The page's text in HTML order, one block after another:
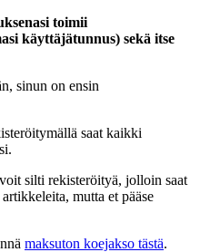
toimii
käyttäjätunnus) sekä itse
sinun on ensin
saat kaikki
silti rekisteröityä, jolloin saat
mutta et pääse
maksuton koejakso tästä.